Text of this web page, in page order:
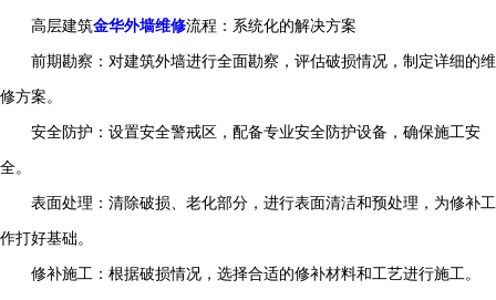
高层建筑金华外墙维修流程：系统化的解决方案
前期勘察：对建筑外墙进行全面勘察，评估破损情况，制定详细的维
修方案。
安全防护：设置安全警戒区，配备专业安全防护设备，确保施工安
全。
表面处理：清除破损、老化部分，进行表面清洁和预处理，为修补工
作打好基础。
修补施工：根据破损情况，选择合适的修补材料和工艺进行施工。